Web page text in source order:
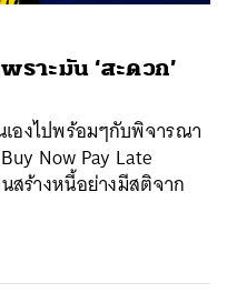
ราะมัน ‘สะดวก’
องไปพร้อมๆกับพิจารณา
Now Pay Late
สร้างหนี้อย่างมีสติจาก